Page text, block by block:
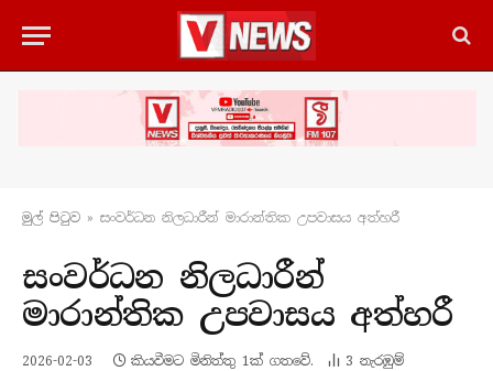
මුල් පිටු​ව » සංවර්ධන නිලධාරීන් මාරාන්තික උපවාසය අත්හරී
සංවර්ධන නිලධාරීන්
මාරාන්තික උපවාසය අත්හරී
2026-02-03 කියවීමට මිනිත්තු 1ක් ගතවේ. 3 නැරඹු​ම්